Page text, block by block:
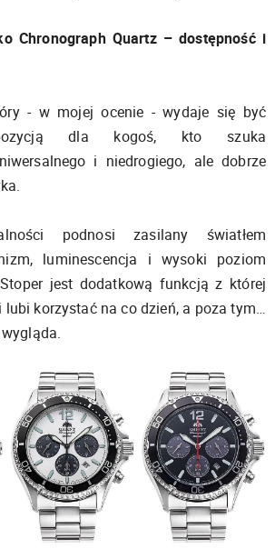
Chronograph Quartz – dostępność i
- w mojej ocenie - wydaje się być
dla kogoś, kto szuka
i niedrogiego, ale dobrze
podnosi zasilany światłem
luminescencja i wysoki poziom
jest dodatkową funkcją z której
korzystać na co dzień, a poza tym…